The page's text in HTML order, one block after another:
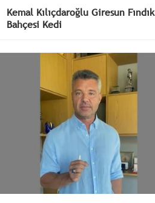
Kemal Kılıçdaroğlu Giresun Fındık
Bahçesi Kedi